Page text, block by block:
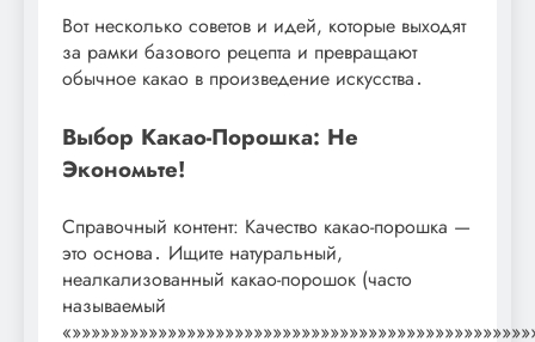
Вот несколько советов и идей, которые выходят
за рамки базового рецепта и превращают
обычное какао в произведение искусства․
Выбор Какао-Порошка: Не
Экономьте!
Справочный контент: Качество какао-порошка —
это основа․ Ищите натуральный,
неалкализованный какао-порошок (часто
называемый